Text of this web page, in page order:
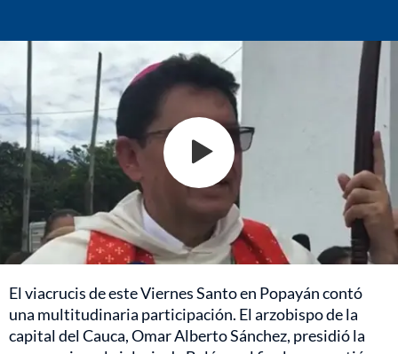
El viacrucis de este Viernes Santo en Popayán contó
una multitudinaria participación. El arzobispo de la
capital del Cauca, Omar Alberto Sánchez, presidió la